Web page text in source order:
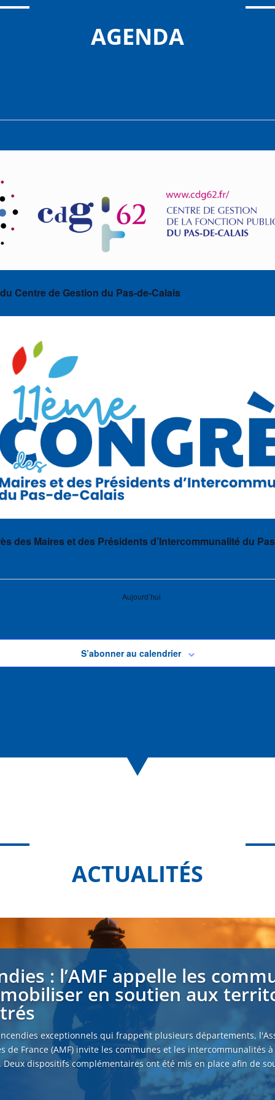
AGENDA
Centre de Gestion du Pas-de-Calais
des Maires et des Présidents d’Intercommunalité du
Aujourd’hui
S’abonner au calendrier
ACTUALITÉS
: l’AMF appelle les
en soutien aux
exceptionnels qui frappent plusieurs départements,
de France (AMF) invite les communes et les intercommunalités à
Deux dispositifs complémentaires ont été mis en place afin de